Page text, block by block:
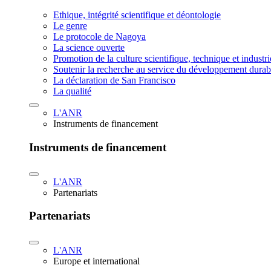
Ethique, intégrité scientifique et déontologie
Le genre
Le protocole de Nagoya
La science ouverte
Promotion de la culture scientifique, technique et
Soutenir la recherche au service du développement
La déclaration de San Francisco
La qualité
L'ANR
Instruments de financement
Instruments de financement
L'ANR
Partenariats
Partenariats
L'ANR
Europe et international